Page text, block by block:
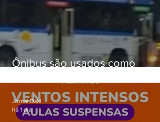
Ônibus são usados como
Gardênia Azul
Jornal Daki
há 1 dia